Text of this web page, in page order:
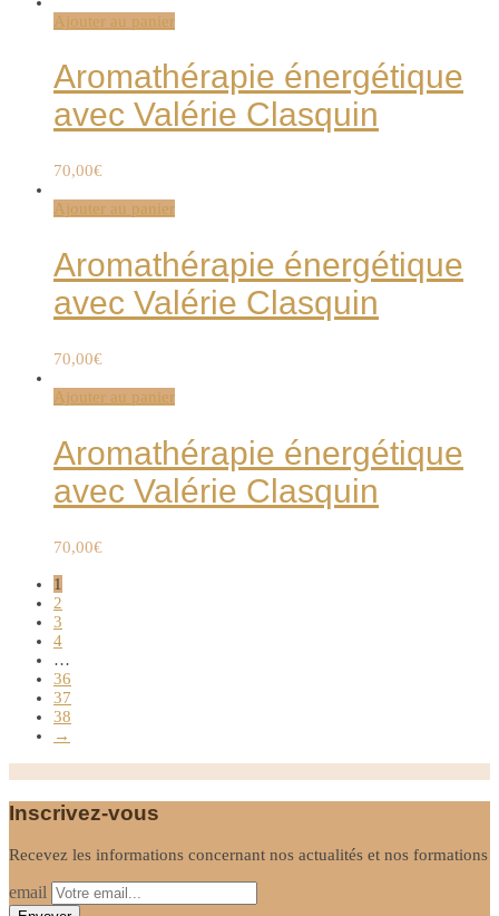
Ajouter au panier
Aromathérapie énergétique
avec Valérie Clasquin
70,00€
Ajouter au panier
Aromathérapie énergétique
avec Valérie Clasquin
70,00€
Ajouter au panier
Aromathérapie énergétique
avec Valérie Clasquin
70,00€
1
2
3
4
…
36
37
38
→
Inscrivez-vous
Recevez les informations concernant nos actualités et nos formations
email